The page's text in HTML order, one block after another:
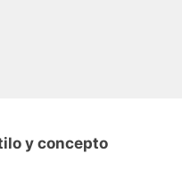
y concepto